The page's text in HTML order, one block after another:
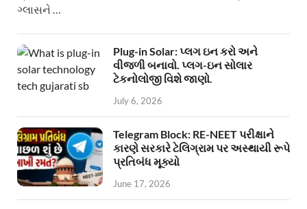
ગ્લાસને …
Plug-in Solar: પ્લગ ઇન કરો અને
વીજળી બનાવો. પ્લગ-ઇન સોલાર
ટેકનોલોજી વિશે જાણો.
July 6, 2026
Telegram Block: RE-NEET પરીક્ષાને
કારણે સરકારે ટેલિગ્રામ પર અસ્થાયી રૂપે
પ્રતિબંધ મૂક્યો
June 17, 2026